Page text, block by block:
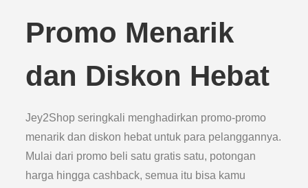
Promo Menarik
dan Diskon Hebat
Jey2Shop seringkali menghadirkan promo-promo
menarik dan diskon hebat untuk para pelanggannya.
Mulai dari promo beli satu gratis satu, potongan
harga hingga cashback, semua itu bisa kamu